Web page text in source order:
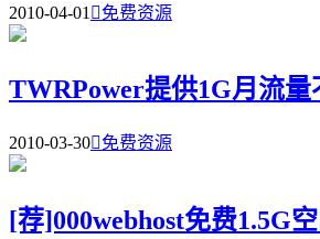
2010-04-01 免费资源
TWRPower提供1G月流量
2010-03-30免费资源
[荐]000webhost免费1.5G